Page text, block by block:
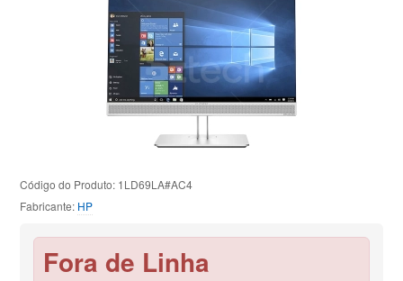
Código do Produto: 1LD69LA#AC4
Fabricante: HP
Fora de Linha